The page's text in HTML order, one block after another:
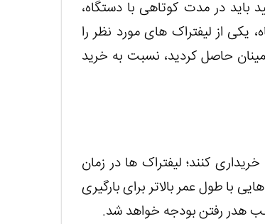
باید در مدت کوتاهی با دستگاه،
یکی از لیفتراک های مورد نظر را
حاصل کردید، نسبت به خرید
کنند؛ لیفتراک ها در زمان
با طول عمر بالاتر برای بارگیری
هدر رفتن بودجه خواهد شد.